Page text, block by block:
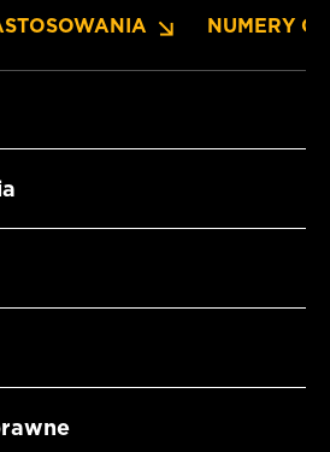
NUMERY OE